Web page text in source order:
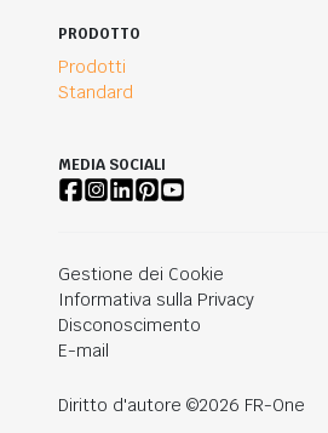
PRODOTTO
Prodotti
Standard
MEDIA SOCIALI
Gestione dei Cookie
Informativa sulla Privacy
Disconoscimento
E-mail
Diritto d'autore ©2026 FR-One